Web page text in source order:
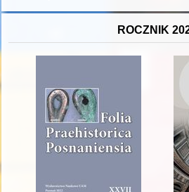
ROCZNIK